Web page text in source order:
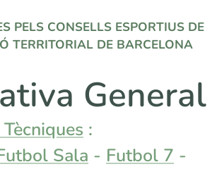
PELS CONSELLS ESPORTIUS DE
TERRITORIAL DE BARCELONA
General
:
Sala - Futbol 7 -